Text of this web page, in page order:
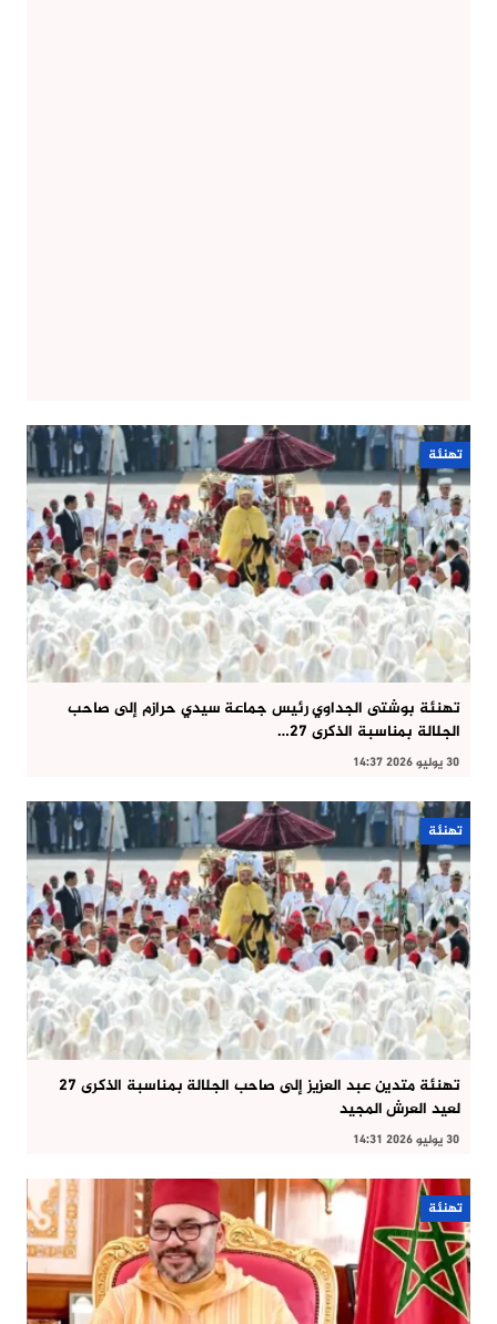
تهنئة
تهنئة بوشتى الجداوي رئيس جماعة سيدي حرازم إلى صاحب
الجلالة بمناسبة الذكرى 27…
30 يوليو 2026 14:37
تهنئة
تهنئة متدين عبد العزيز إلى صاحب الجلالة بمناسبة الذكرى 27
لعيد العرش المجيد
30 يوليو 2026 14:31
تهنئة